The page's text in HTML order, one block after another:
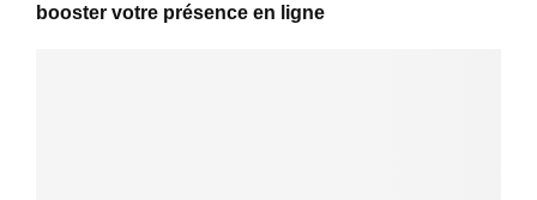
booster votre présence en ligne